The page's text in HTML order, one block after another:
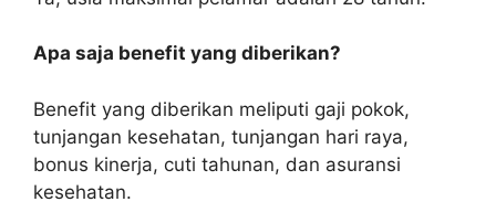
Apa saja benefit yang diberikan?
Benefit yang diberikan meliputi gaji pokok,
tunjangan kesehatan, tunjangan hari raya,
bonus kinerja, cuti tahunan, dan asuransi
kesehatan.